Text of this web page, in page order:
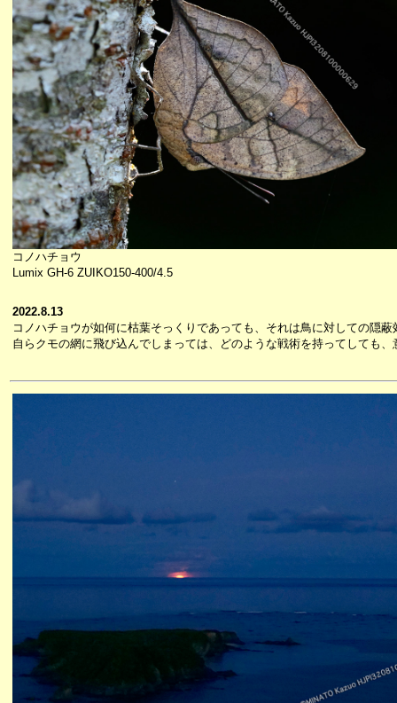
コノハチョウ
Lumix GH-6 ZUIKO150-400/4.5
2022.8.13
コノハチョウが如何に枯葉そっくりであっても、それは鳥に対しての隠蔽
自らクモの網に飛び込んでしまっては、どのような戦術を持ってしても